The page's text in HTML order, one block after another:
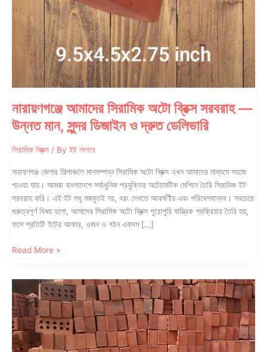
নারায়ণগঞ্জে আমাদের সিরামিক অটো ব্রিক্স সরবরাহ —
উন্নত মান, সুন্দর ডিজাইন ও দ্রুত ডেলিভারি
সিরামিক ব্রিক্স / By ইট লাগবে
নারায়ণগঞ্জ জেলার শিল্পাঞ্চলে মানসম্পন্ন সিরামিক অটো ব্রিক্স এখন আমাদের মাধ্যমে সহজে
পাওয়া যায়। আমরা বাংলাদেশে সর্বাধুনিক প্রযুক্তির অটোমেটিক মেশিনে তৈরি সিরামিক ইট
সরবরাহ করি। এই ইট শুধু মজবুতই নয়, বরং দেখতে আকর্ষণীয় এবং পরিবেশবান্ধব। সবচেয়ে
গুরুত্বপূর্ণ বিষয় হলো, আমাদের সিরামিক অটো ব্রিক্স পুরোপুরি যান্ত্রিক প্রক্রিয়ায় তৈরি হয়,
ফলে প্রতিটি ইটের আকার, ওজন ও গঠন একদম […]
নারায়ণগঞ্জে
ব্রিক্স
সরবরাহ
—
উন্নত
Read More »